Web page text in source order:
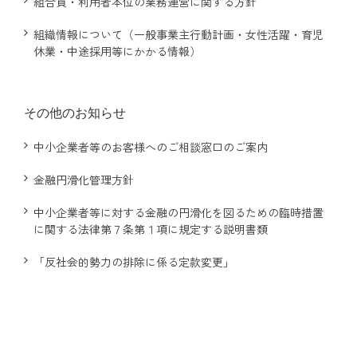
営農センター
生産履歴WEBシステム
くらし
組織情報について（一般事業主行動計画・女性活躍・育児
休業・中途採用等にかかる情報）
その他のお知らせ
中小企業者等のお客様へのご相談窓口のご案内
金融円滑化管理方針
中小企業者等に対する金融の円滑化を図るための臨時措置
に関する法律第７条第１項に規定する説明書類
「反社会的勢力の排除に係る定款変更」